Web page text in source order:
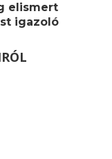
elismert
igazoló